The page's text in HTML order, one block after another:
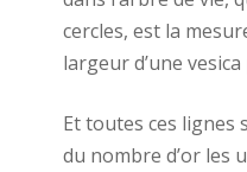
cercles, est la
largeur d’une
Et toutes ces
du nombre d’or les